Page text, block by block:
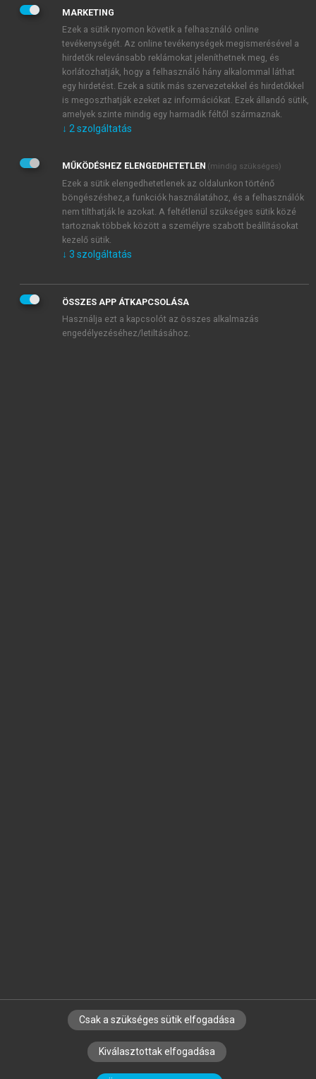
JELSZÓ
JELSZÓ ÚJRA
Kérek értesítést a MeRSZ újdonságairól, akcióiról.
Kérek értesítést az Akadémiai Kiadó Zrt. újdonságairól,
Adatkezelési tájékoztatóbanfoglaltakat tudomásul
veszem és elfogadom.
Általános vásárlási feltételeket, valamint a szotar.netés a
mersz.huoldalak licencszerződéseiben foglaltakat
tudomásul veszem és elfogadom.
KIPRÓBÁLOM
SZERZŐKNEK CÉGEKNEK KÖNYVTÁROSOKNAK
SZERKESZTÉSI ÉS LEKTORÁLÁSI ALAPELVEK
MARKETING
Ezek a sütik nyomon követik a felhasználó online
tevékenységét. Az online tevékenységek megismerésével a
hirdetők relevánsabb reklámokat jeleníthetnek meg, és
korlátozhatják, hogy a felhasználó hány alkalommal láthat
egy hirdetést. Ezek a sütik más szervezetekkel és hirdetőkkel
is megoszthatják ezeket az információkat. Ezek állandó sütik,
amelyek szinte mindig egy harmadik féltől származnak.
↓ 2 szolgáltatás
MŰKÖDÉSHEZ ELENGEDHETETLEN (mindig szükséges)
Ezek a sütik elengedhetetlenek az oldalunkon történő
böngészéshez,a funkciók használatához, és a felhasználók
nem tilthatják le azokat. A feltétlenül szükséges sütik közé
tartoznak többek között a személyre szabott beállításokat
kezelő sütik.
↓ 3 szolgáltatás
ÖSSZES APP ÁTKAPCSOLÁSA
Használja ezt a kapcsolót az összes alkalmazás
engedélyezéséhez/letiltásához.
Csak a szükséges sütik elfogadása
Kiválasztottak elfogadása